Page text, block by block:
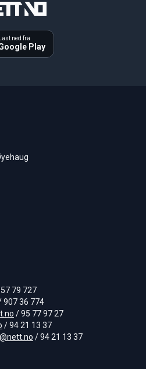
Last ned fra
Play
79 727
907 36 774
/ 95 77 97 27
/ 94 21 13 37
/ 94 21 13 37